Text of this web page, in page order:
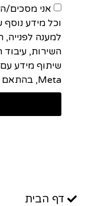
אני מסכים/
וכל מידע
למענה
השירות, עיבוד
Meta, בהתאם ל
דף הבית